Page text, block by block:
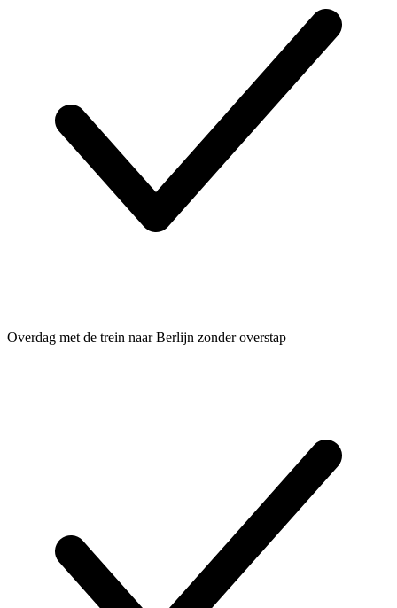
Overdag met de trein naar Berlijn zonder overstap